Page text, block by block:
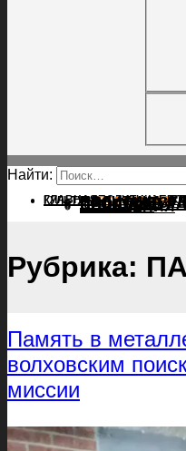
Найти:
ГЛАВНАЯПОЛИТИКА
КУЛЬТУРАПОСЕЛЕНИЯ
ПОЛИТИКА
ПРОКУРАТУРА
СПОРТ
КУЛЬТУРА
ПОСЕЛЕНИЯ
Рубрика:
Память в
волховским
миссии